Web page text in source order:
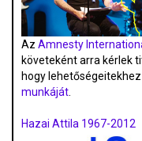
Az Amnesty
követeként arra kérlek
hogy
munkáját
Hazai Attila 1967-2012